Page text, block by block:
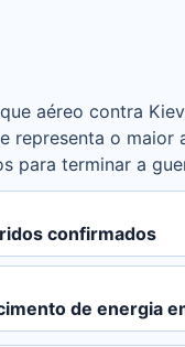
aéreo contra
representa o maior
para terminar a
confirmados
de energia